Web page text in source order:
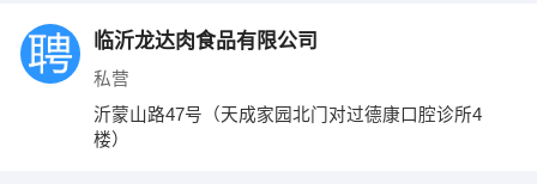
临沂龙达肉食品有限公司
私营
沂蒙山路47号（天成家园北门对过德康口腔诊所4
楼）